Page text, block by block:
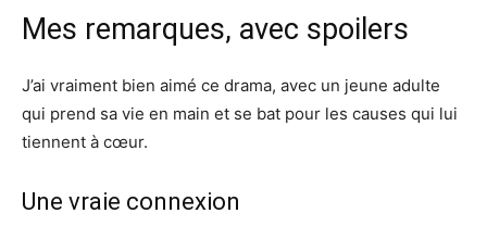
Mes remarques, avec spoilers
J’ai vraiment bien aimé ce drama, avec un jeune adulte
qui prend sa vie en main et se bat pour les causes qui lui
tiennent à cœur.
Une vraie connexion